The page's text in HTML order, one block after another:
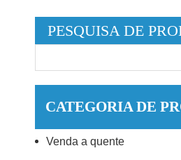
PESQUISA DE
CATEGORIA DE
Venda a quente